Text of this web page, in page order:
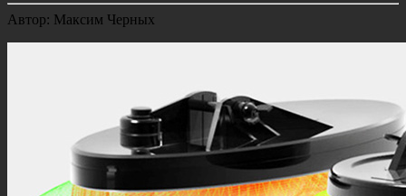
Автор: Максим Черных